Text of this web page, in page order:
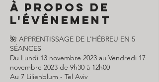
À propos de
l'événement
🌺 APPRENTISSAGE DE L'HÉBREU EN 5
SÉANCES
Du Lundi 13 novembre 2023 au Vendredi 17
novembre 2023 de 9h30 à 12h00
Au 7 Lilienblum - Tel Aviv